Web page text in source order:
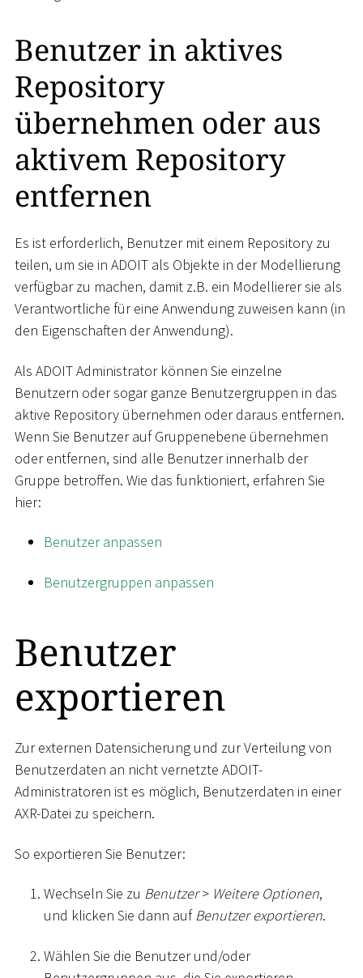
Benutzer in aktives
Repository
übernehmen oder aus
aktivem Repository
entfernen
Es ist erforderlich, Benutzer mit einem Repository zu
teilen, um sie in ADOIT als Objekte in der Modellierung
verfügbar zu machen, damit z.B. ein Modellierer sie als
Verantwortliche für eine Anwendung zuweisen kann (in
den Eigenschaften der Anwendung).
Als ADOIT Administrator können Sie einzelne
Benutzern oder sogar ganze Benutzergruppen in das
aktive Repository übernehmen oder daraus entfernen.
Wenn Sie Benutzer auf Gruppenebene übernehmen
oder entfernen, sind alle Benutzer innerhalb der
Gruppe betroffen. Wie das funktioniert, erfahren Sie
hier:
Benutzer anpassen
Benutzergruppen anpassen
Benutzer
exportieren
Zur externen Datensicherung und zur Verteilung von
Benutzerdaten an nicht vernetzte ADOIT-
Administratoren ist es möglich, Benutzerdaten in einer
AXR-Datei zu speichern.
So exportieren Sie Benutzer:
Wechseln Sie zu Benutzer > Weitere Optionen,
und klicken Sie dann aufBenutzer exportieren.
Wählen Sie die Benutzer und/oder